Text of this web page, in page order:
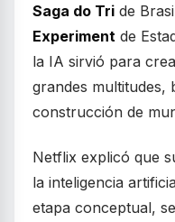
Saga do Tri de
Experiment de
la IA sirvió para
grandes multitudes,
construcción de
Netflix explicó que
la inteligencia
etapa conceptual,